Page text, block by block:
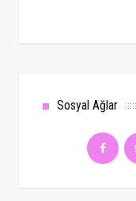
Sosyal Ağlar